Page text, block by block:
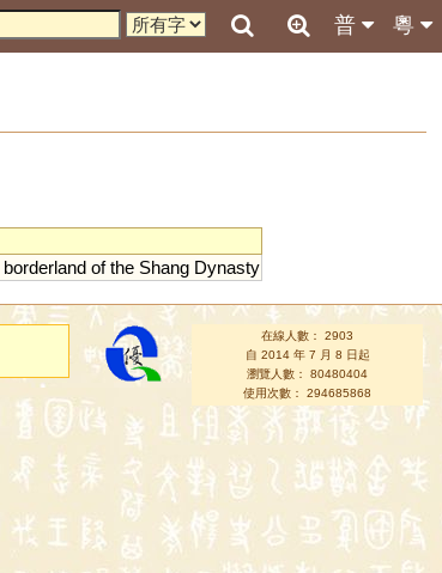
粵
普
borderland of the Shang Dynasty
在線人數： 2903
自 2014 年 7 月 8 日起
瀏覽人數： 80480404
使用次數： 294685868